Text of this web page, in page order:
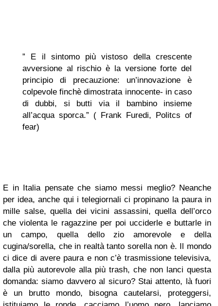
” E il sintomo più vistoso della crescente
avversione al rischio è la versione forte del
principio di precauzione: un’innovazione è
colpevole finchè dimostrata innocente- in caso
di dubbi, si butti via il bambino insieme
all’acqua sporca.” ( Frank Furedi, Politcs of
fear)
E in Italia pensate che siamo messi meglio? Neanche
per idea, anche qui i telegiornali ci propinano la paura in
mille salse, quella dei vicini assassini, quella dell’orco
che violenta le ragazzine per poi ucciderle e buttarle in
un campo, quella dello zio amorevole e della
cugina/sorella, che in realtà tanto sorella non è. Il mondo
ci dice di avere paura e non c’è trasmissione televisiva,
dalla più autorevole alla più trash, che non lanci questa
domanda: siamo davvero al sicuro? Stai attento, là fuori
è un brutto mondo, bisogna cautelarsi, proteggersi,